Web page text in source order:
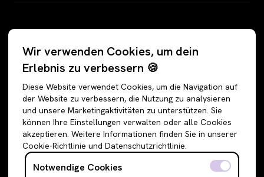
Alle Angebote
Schuhe
Oberteile
Sweatshirts & Hoodies
Shirts & Blusen
T-Shirts
Hosen
Jogginghosen
Anzughosen
Shorts
Leggings
Wir verwenden Cookies, um dein
Erlebnis zu verbessern 🍪
Diese Website verwendet Cookies, um die Navigation auf
der Website zu verbessern, die Nutzung zu analysieren
und unsere Marketingaktivitäten zu unterstützen. Sie
können Ihre Einstellungen verwalten oder alle Cookies
akzeptieren. Weitere Informationen finden Sie in unserer
Cookie-Richtlinie und Datenschutzrichtlinie.
Notwendige Cookies